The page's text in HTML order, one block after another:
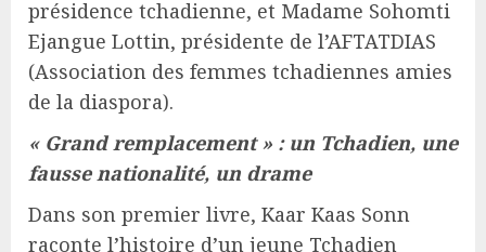
présidence tchadienne, et Madame Sohomti
Ejangue Lottin, présidente de l’AFTATDIAS
(Association des femmes tchadiennes amies
de la diaspora).
« Grand remplacement » : un Tchadien, une
fausse nationalité, un drame
Dans son premier livre, Kaar Kaas Sonn
raconte l’histoire d’un jeune Tchadien